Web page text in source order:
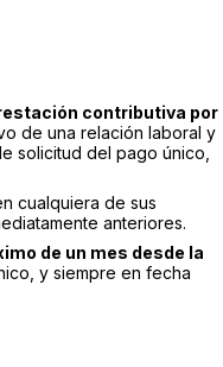
contributiva por
de una relación laboral y
solicitud del pago único,
cualquiera de sus
anteriores.
de un mes desde la
y siempre en fecha